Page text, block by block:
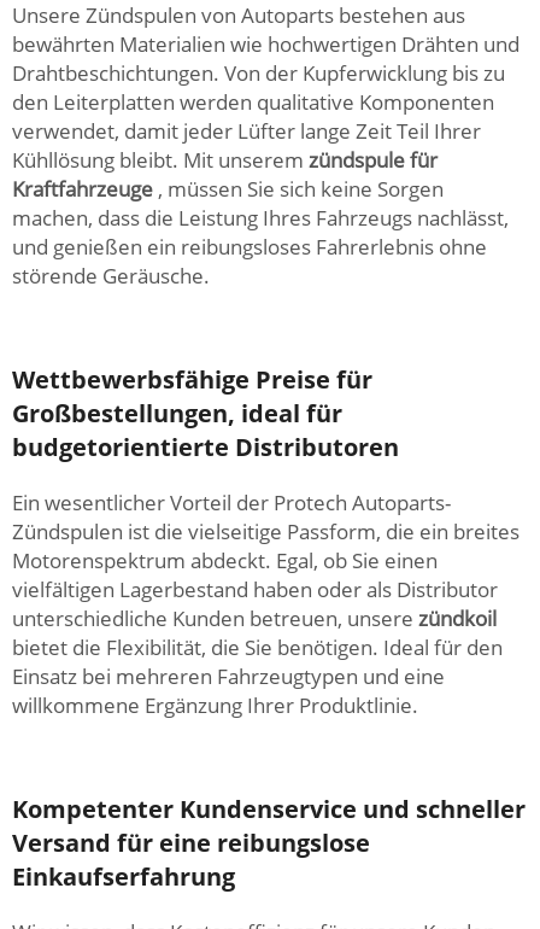
Unsere Zündspulen von Autoparts bestehen aus
bewährten Materialien wie hochwertigen Drähten und
Drahtbeschichtungen. Von der Kupferwicklung bis zu
den Leiterplatten werden qualitative Komponenten
verwendet, damit jeder Lüfter lange Zeit Teil Ihrer
Kühllösung bleibt. Mit unserem zündspule für
Kraftfahrzeuge , müssen Sie sich keine Sorgen
machen, dass die Leistung Ihres Fahrzeugs nachlässt,
und genießen ein reibungsloses Fahrerlebnis ohne
störende Geräusche.
Wettbewerbsfähige Preise für
Großbestellungen, ideal für
budgetorientierte Distributoren
Ein wesentlicher Vorteil der Protech Autoparts-
Zündspulen ist die vielseitige Passform, die ein breites
Motorenspektrum abdeckt. Egal, ob Sie einen
vielfältigen Lagerbestand haben oder als Distributor
unterschiedliche Kunden betreuen, unsere zündkoil
bietet die Flexibilität, die Sie benötigen. Ideal für den
Einsatz bei mehreren Fahrzeugtypen und eine
willkommene Ergänzung Ihrer Produktlinie.
Kompetenter Kundenservice und schneller
Versand für eine reibungslose
Einkaufserfahrung